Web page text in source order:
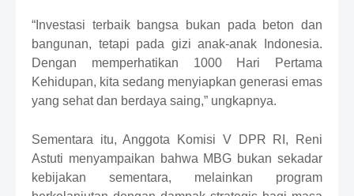
“Investasi terbaik bangsa bukan pada beton dan
bangunan, tetapi pada gizi anak-anak Indonesia.
Dengan memperhatikan 1000 Hari Pertama
Kehidupan, kita sedang menyiapkan generasi emas
yang sehat dan berdaya saing,” ungkapnya.
Sementara itu, Anggota Komisi V DPR RI ,
Reni
Astuti menyampaikan bahwa MBG bukan sekadar
kebijakan sementara, melainkan program